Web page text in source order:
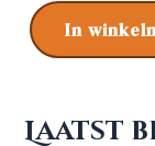
In
Laatst